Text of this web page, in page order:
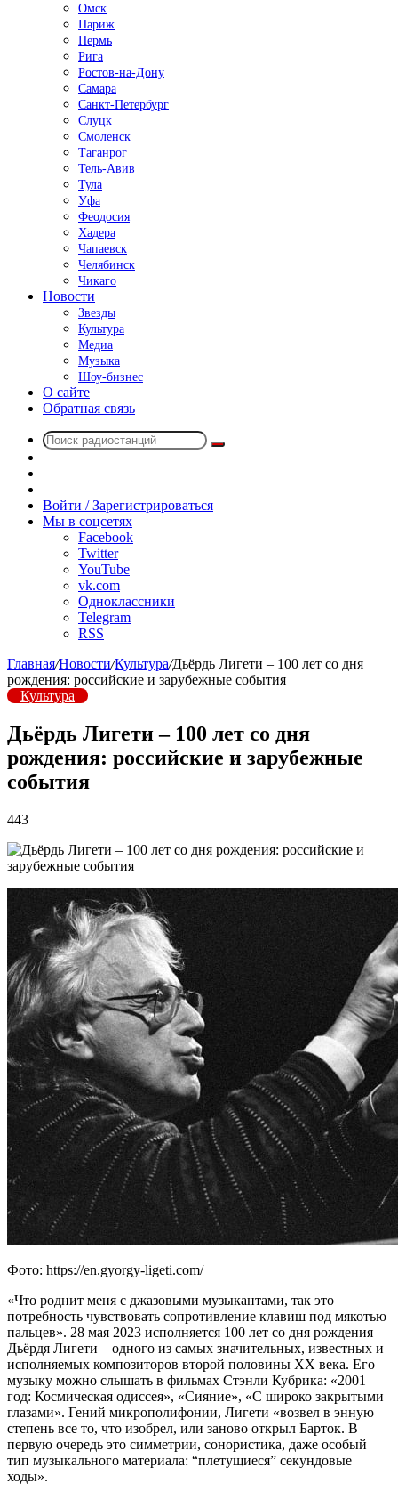
Омск
Париж
Пермь
Рига
Ростов-на-Дону
Самара
Санкт-Петербург
Слуцк
Смоленск
Таганрог
Тель-Авив
Тула
Уфа
Феодосия
Хадера
Чапаевск
Челябинск
Чикаго
Новости
Звезды
Культура
Медиа
Музыка
Шоу-бизнес
О сайте
Обратная связь
Поиск
радио
Войти / Зарегистрироваться
Мы в соцсетях
Facebook
Twitter
YouTube
vk.com
Одноклассники
Telegram
RSS
Главная/Новости/Культура/Дьёрдь Лигети – 100 лет со дня
рождения: российские и зарубежные события
Культура
Дьёрдь Лигети – 100 лет со дня
рождения: российские и зарубежные
события
443
Фото: https://en.gyorgy-ligeti.com/
«Что роднит меня с джазовыми музыкантами, так это
потребность чувствовать сопротивление клавиш под мякотью
пальцев». 28 мая 2023 исполняется 100 лет со дня рождения
Дьёрдя Лигети – одного из самых значительных, известных и
исполняемых композиторов второй половины XX века. Его
музыку можно слышать в фильмах Стэнли Кубрика: «2001
год: Космическая одиссея», «Сияние», «С широко закрытыми
глазами». Гений микрополифонии, Лигети «возвел в энную
степень все то, что изобрел, или заново открыл Барток. В
первую очередь это симметрии, сонористика, даже особый
тип музыкального материала: “плетущиеся” секундовые
ходы».